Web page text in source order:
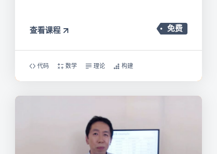
免费
查看课程
代码 数学 理论 构建